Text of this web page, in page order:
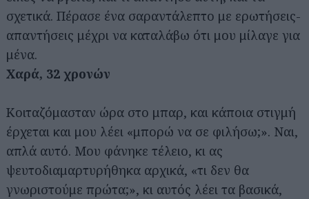
σχετικά. Πέρασε ένα σαραντάλεπτο με ερωτήσεις-
απαντήσεις μέχρι να καταλάβω ότι μου μίλαγε για
μένα.
Χαρά, 32 χρονών
Κοιταζόμασταν ώρα στο μπαρ, και κάποια στιγμή
έρχεται και μου λέει «μπορώ να σε φιλήσω;». Ναι,
απλά αυτό. Μου φάνηκε τέλειο, κι ας
ψευτοδιαμαρτυρήθηκα αρχικά, «τι δεν θα
γνωριστούμε πρώτα;», κι αυτός λέει τα βασικά,